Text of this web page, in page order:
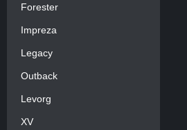
Forester
Impreza
Legacy
Outback
Levorg
XV